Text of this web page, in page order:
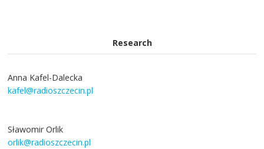
Research
Anna Kafel-Dalecka
kafel@radioszczecin.pl
Sławomir Orlik
orlik@radioszczecin.pl